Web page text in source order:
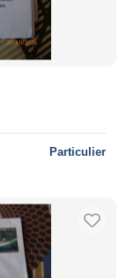
Particulier